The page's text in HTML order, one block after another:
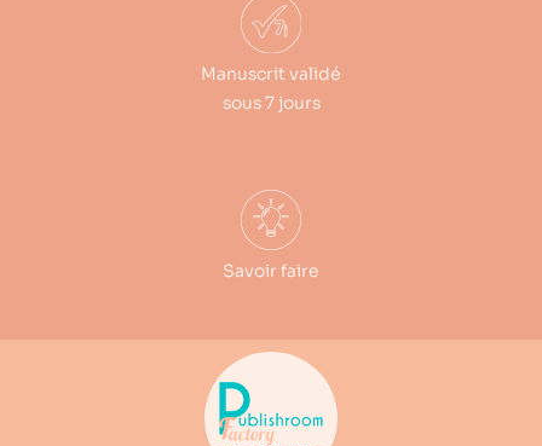
Manuscrit validé
sous 7 jours
Savoir faire